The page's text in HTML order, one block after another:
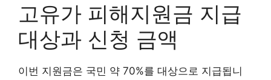
고유가 피해지원금 지급
대상과 신청 금액
이번 지원금은 국민 약 70%를 대상으로 지급됩니